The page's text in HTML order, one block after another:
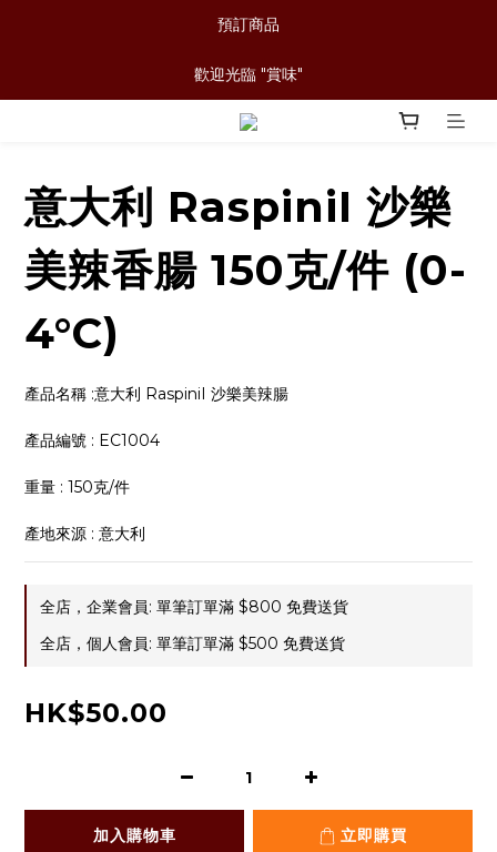
預訂商品
歡迎光臨 "賞味"
意大利 RaspiniI 沙樂
美辣香腸 150克/件 (0-
4°C)
產品名稱 :意大利 RaspiniI 沙樂美辣腸
產品編號 : EC1004
重量 : 150克/件
產地來源 : 意大利
全店，企業會員: 單筆訂單滿 $800 免費送貨
全店，個人會員: 單筆訂單滿 $500 免費送貨
HK$50.00
加入購物車 立即購買